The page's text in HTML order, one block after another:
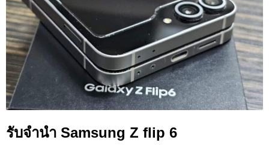
รับจำนำ Samsung Z flip 6